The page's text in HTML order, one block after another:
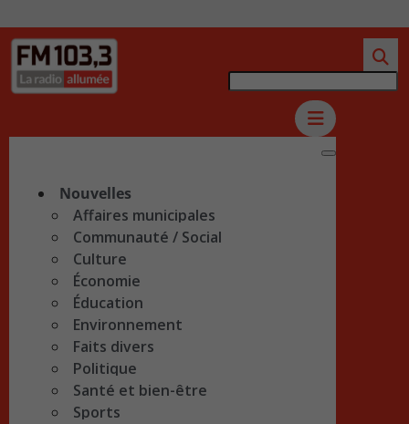
Nouvelles
Affaires municipales
Communauté / Social
Culture
Économie
Éducation
Environnement
Faits divers
Politique
Santé et bien-être
Sports